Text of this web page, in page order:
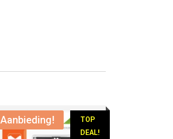
TOP
DEAL!
Aanbieding!